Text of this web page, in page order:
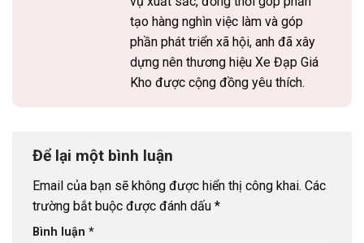
tạo hàng nghìn việc làm và góp
phần phát triển xã hội, anh đã xây
dựng nên thương hiệu Xe Đạp Giá
Kho được cộng đồng yêu thích.
Để lại một bình luận
Email của bạn sẽ không được hiển thị công khai. Các
trường bắt buộc được đánh dấu *
Bình luận *